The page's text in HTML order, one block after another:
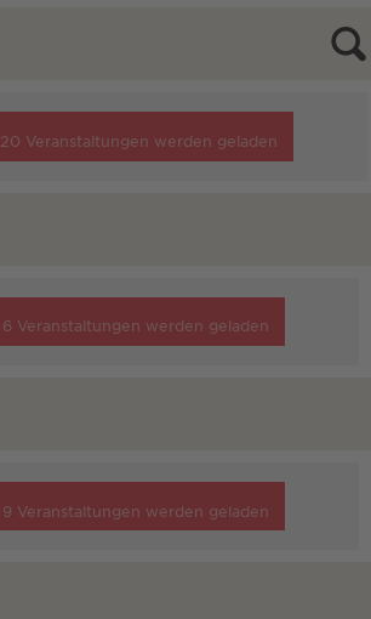
20 Veranstaltungen werden geladen
6 Veranstaltungen werden geladen
9 Veranstaltungen werden geladen